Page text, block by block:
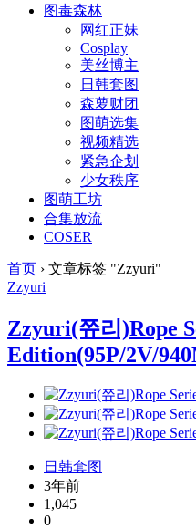
图毒森林
网红正妹
Cosplay
美丝博主
日韩套图
森萝财团
图萌选集
视频精选
紧急企划
少女秩序
图萌工坊
合集放流
COSER
首页 › 文章标签 "Zzyuri"
Zzyuri
Zzyuri(쮸리)Rope
Edition(95P/2V/
日韩套图
3年前
1,045
0